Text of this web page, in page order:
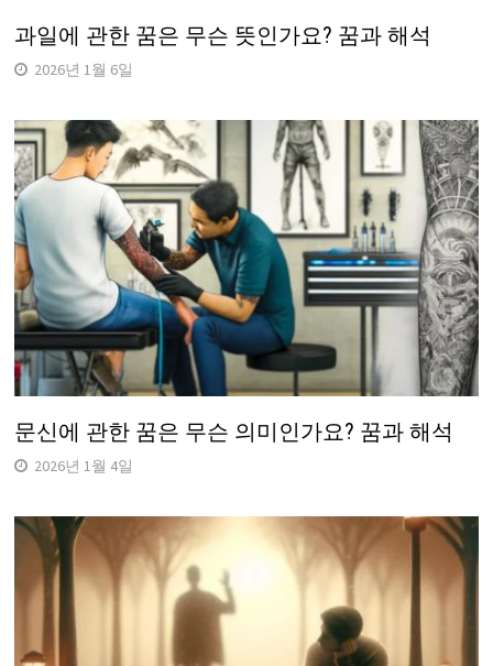
과일에 관한 꿈은 무슨 뜻인가요? 꿈과 해석
2026년 1월 6일
문신에 관한 꿈은 무슨 의미인가요? 꿈과 해석
2026년 1월 4일